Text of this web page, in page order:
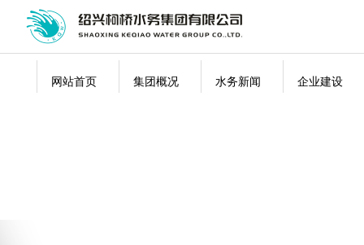
网站首页 集团概况 水务新闻 企业建设